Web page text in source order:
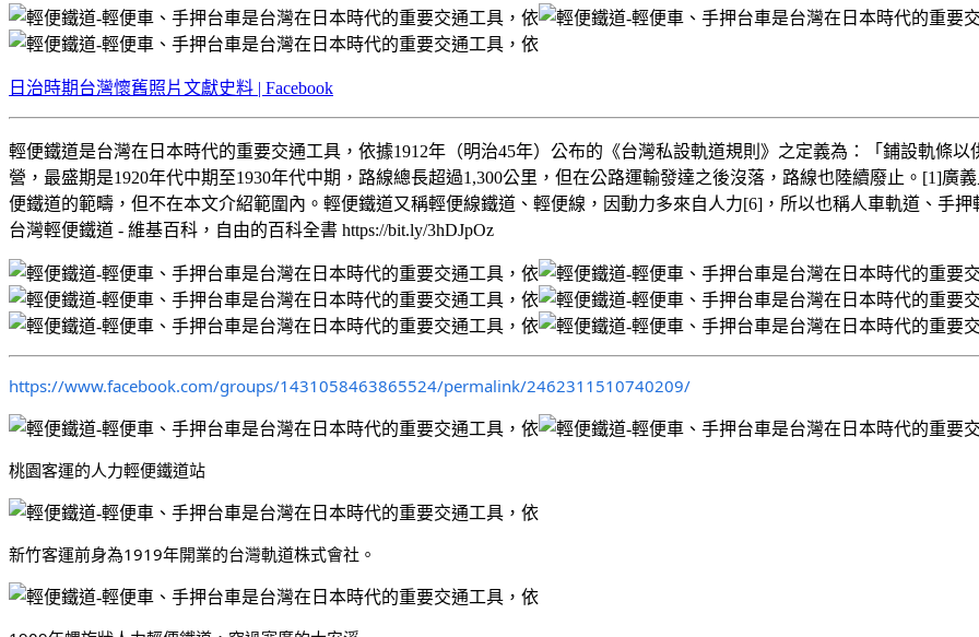
日治時期台灣懷舊照片文獻史料 | Facebook
輕便鐵道是台灣在日本時代的重要交通工具，依據1912年（明治45年）公布的《台灣私設軌道規則》之定義為：「鋪設軌條
營，最盛期是1920年代中期至1930年代中期，路線總長超過1,300公里，但在公路運輸發達之後沒落，路線也陸續廢止。[1]廣
便鐵道的範疇，但不在本文介紹範圍內。輕便鐵道又稱輕便線鐵道、輕便線，因動力多來自人力[6]，所以也稱人車軌道、手
台灣輕便鐵道 - 維基百科，自由的百科全書 https://bit.ly/3hDJpOz
https://www.facebook.com/groups/1431058463865524/permalink/2462311510740209/
桃園客運的人力輕便鐵道站
新竹客運前身為1919年開業的台灣軌道株式會社。